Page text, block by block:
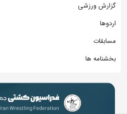
گزارش ورزشی
اردوها
مسابقات
بخشنامه ها